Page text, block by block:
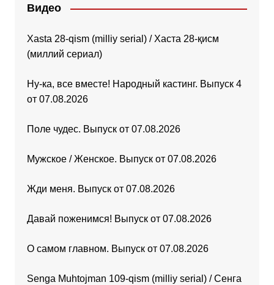
Видео
Xasta 28-qism (milliy serial) / Хаста 28-қисм
(миллий сериал)
Ну-ка, все вместе! Народный кастинг. Выпуск 4
от 07.08.2026
Поле чудес. Выпуск от 07.08.2026
Мужское / Женское. Выпуск от 07.08.2026
Жди меня. Выпуск от 07.08.2026
Давай поженимся! Выпуск от 07.08.2026
О самом главном. Выпуск от 07.08.2026
Senga Muhtojman 109-qism (milliy serial) / Сенга